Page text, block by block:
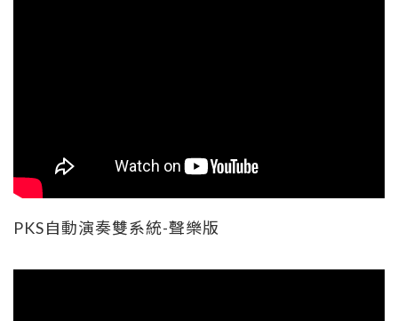
PKS自動演奏雙系統-聲樂版